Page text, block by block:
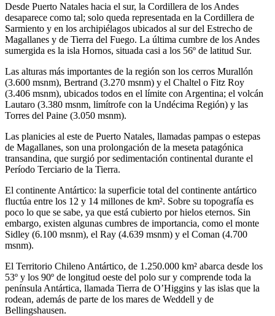
Desde Puerto Natales hacia el sur, la Cordillera de los Andes
desaparece como tal; solo queda representada en la Cordillera de
Sarmiento y en los archipiélagos ubicados al sur del Estrecho de
Magallanes y de Tierra del Fuego. La última cumbre de los Andes
sumergida es la isla Hornos, situada casi a los 56º de latitud Sur.
Las alturas más importantes de la región son los cerros Murallón
(3.600 msnm), Bertrand (3.270 msnm) y el Chaltel o Fitz Roy
(3.406 msnm), ubicados todos en el límite con Argentina; el volcán
Lautaro (3.380 msnm, limítrofe con la Undécima Región) y las
Torres del Paine (3.050 msnm).
Las planicies al este de Puerto Natales, llamadas pampas o estepas
de Magallanes, son una prolongación de la meseta patagónica
transandina, que surgió por sedimentación continental durante el
Período Terciario de la Tierra.
El continente Antártico: la superficie total del continente antártico
fluctúa entre los 12 y 14 millones de km². Sobre su topografía es
poco lo que se sabe, ya que está cubierto por hielos eternos. Sin
embargo, existen algunas cumbres de importancia, como el monte
Sidley (6.100 msnm), el Ray (4.639 msnm) y el Coman (4.700
msnm).
El Territorio Chileno Antártico, de 1.250.000 km² abarca desde los
53º y los 90º de longitud oeste del polo sur y comprende toda la
península Antártica, llamada Tierra de O’Higgins y las islas que la
rodean, además de parte de los mares de Weddell y de
Bellingshausen.